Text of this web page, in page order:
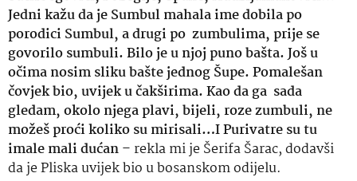
Jedni kažu da je Sumbul mahala ime dobila po
porodici Sumbul, a drugi po zumbulima, prije se
govorilo sumbuli. Bilo je u njoj puno bašta. Još u
očima nosim sliku bašte jednog Šupe. Pomalešan
čovjek bio, uvijek u čakširima. Kao da ga sada
gledam, okolo njega plavi, bijeli, roze zumbuli, ne
možeš proći koliko su mirisali…I Purivatre su tu
imale mali dućan– rekla mi je Šerifa Šarac, dodavši
da je Pliska uvijek bio u bosanskom odijelu.